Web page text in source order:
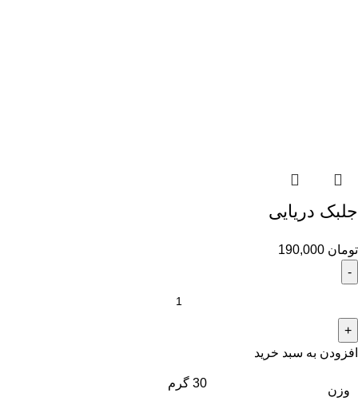
جلبک دريايى
تومان
افزودن به سبد خرید
وزن
30 گرم